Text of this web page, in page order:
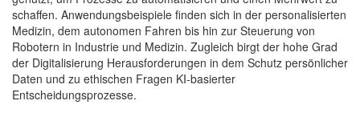
schaffen. Anwendungsbeispiele finden sich in der personalisierten
Medizin, dem autonomen Fahren bis hin zur Steuerung von
Robotern in Industrie und Medizin. Zugleich birgt der hohe Grad
der Digitalisierung Herausforderungen in dem Schutz persönlicher
Daten und zu ethischen Fragen KI-basierter
Entscheidungsprozesse.